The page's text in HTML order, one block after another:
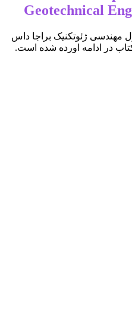
Geotechnical
مهندسی ژئوتکنیک براجا داس